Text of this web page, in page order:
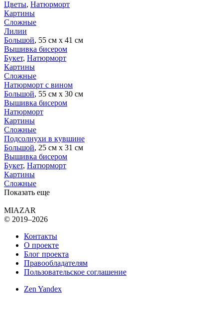
Цветы, Натюрморт
Картины
Сложные
Лилии
Большой, 55 см х 41 см
Вышивка бисером
Букет, Натюрморт
Картины
Сложные
Натюрморт с вином
Большой, 55 см х 30 см
Вышивка бисером
Натюрморт
Картины
Сложные
Подсолнухи в кувшине
Большой, 25 см х 31 см
Вышивка бисером
Букет, Натюрморт
Картины
Сложные
Показать еще
MIAZAR
© 2019–2026
Контакты
О проекте
Блог проекта
Правообладателям
Пользовательское соглашение
Zen Yandex